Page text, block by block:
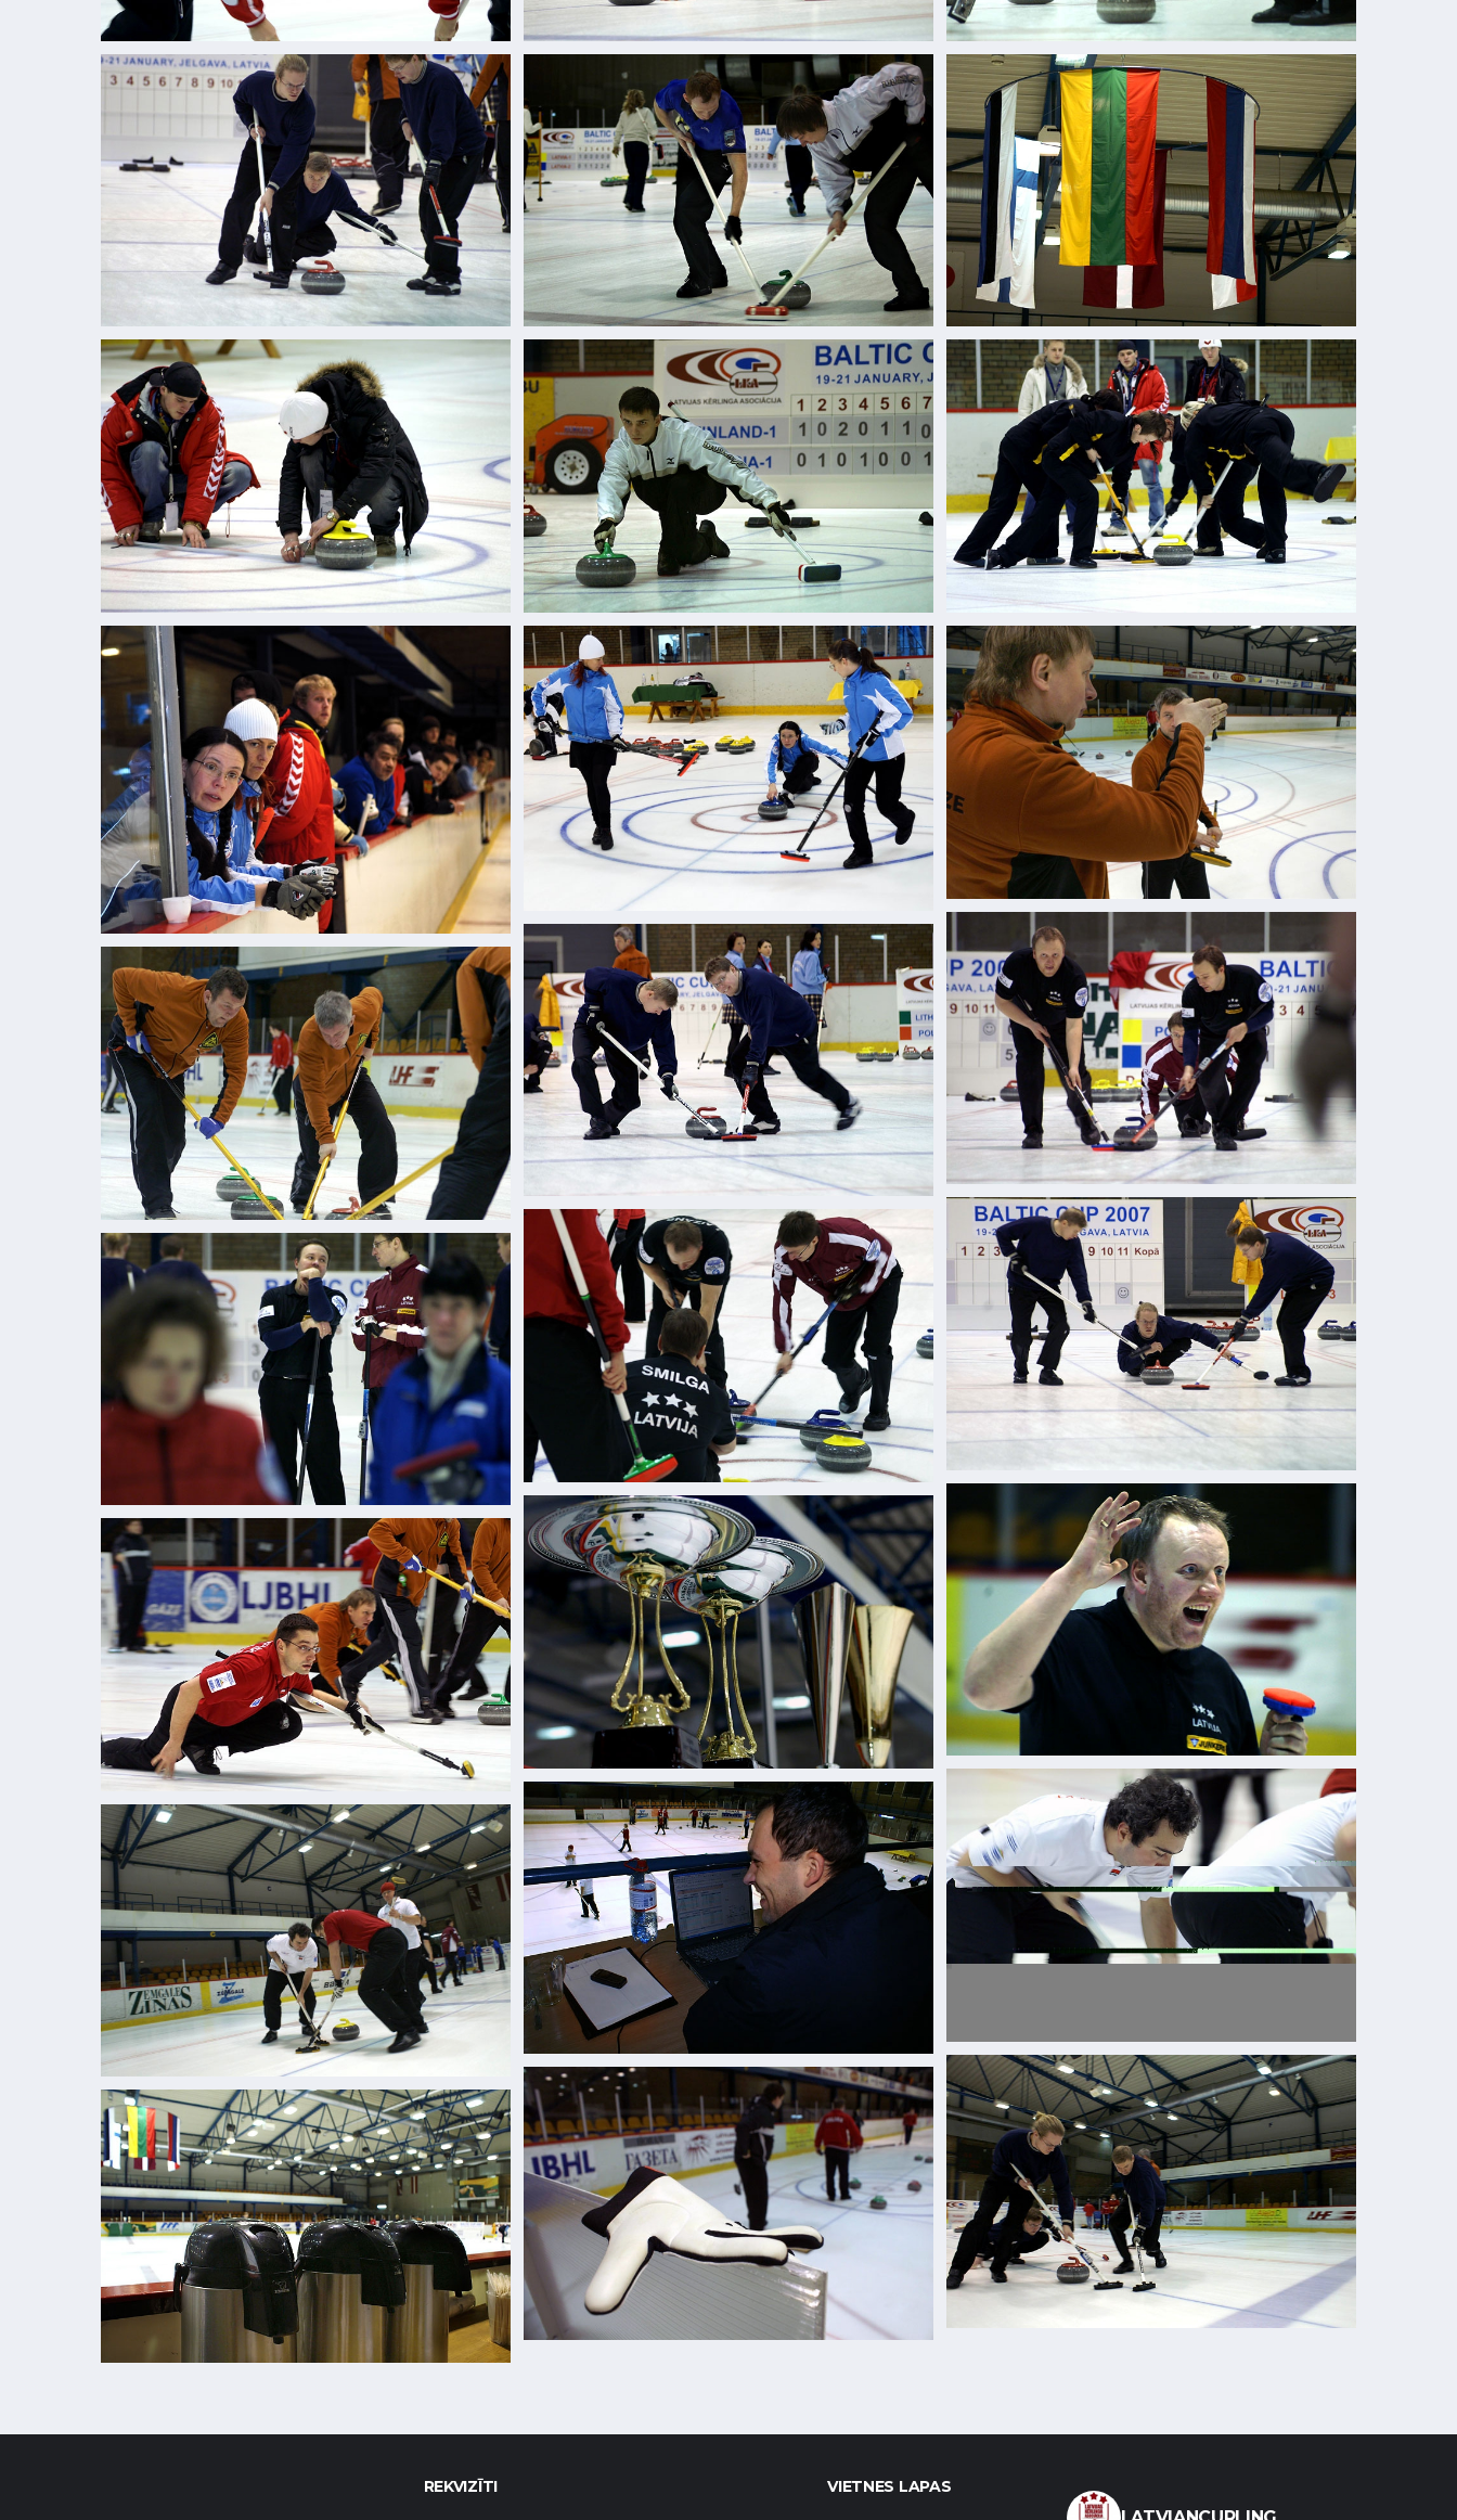
REKVIZĪTI VIETNES LAPAS